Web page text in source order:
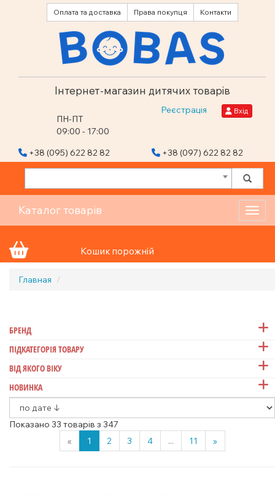
Оплата та доставка Права покупця Контакти
Інтернет-магазин дитячих товарів
ПН-ПТ
09:00 - 17:00
Реєстрація Вхід
+38 (095) 622 82 82 +38 (097) 622 82 82
Каталог товарів
Кошик порожній
Главная
БРЕНД
ПІДКАТЕГОРІЯ ТОВАРУ
ВІД ЯКОГО ВІКУ
НОВИНКА
Показано 33 товарів з 347
«
1 2 3 4 ... 11 »